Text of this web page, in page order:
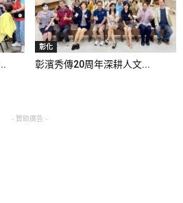
彰化
彰濱秀傳20周年深耕人文...
- 贊助廣告 -